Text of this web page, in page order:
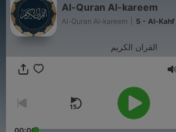
Al-Quran Al-kareem
Al-Quran Al-kareem
القران الكريم